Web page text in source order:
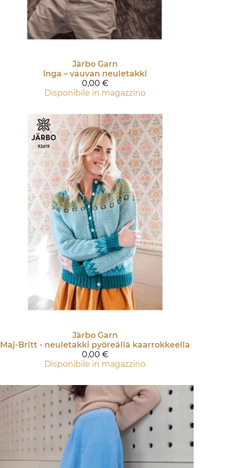
Järbo Garn
Inga – vauvan neuletakki
0,00 €
Disponibile in magazzino
Järbo Garn
Maj-Britt - neuletakki pyöreällä kaarrokkeella
0,00 €
Disponibile in magazzino